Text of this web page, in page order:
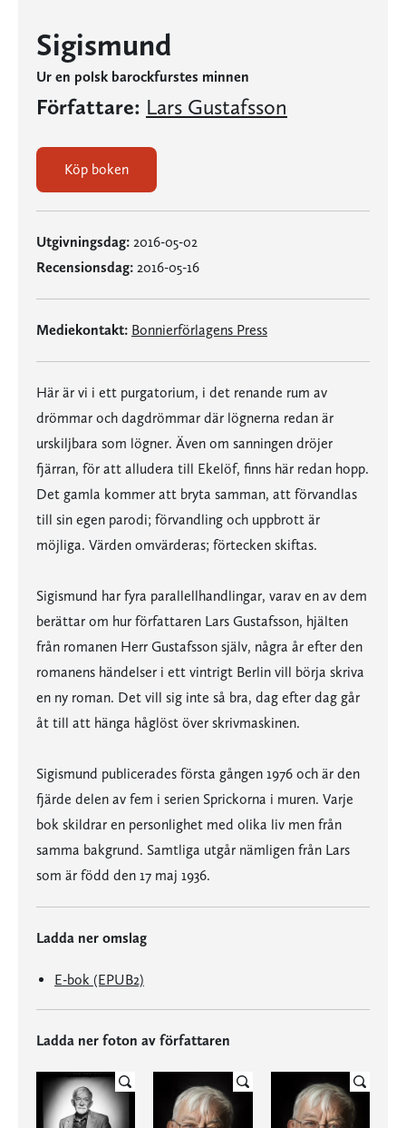
Sigismund
Ur en polsk barockfurstes minnen
Författare: Lars Gustafsson
Köp boken
Utgivningsdag: 2016-05-02
Recensionsdag: 2016-05-16
Mediekontakt: Bonnierförlagens Press
Här är vi i ett purgatorium, i det renande rum av
drömmar och dagdrömmar där lögnerna redan är
urskiljbara som lögner. Även om sanningen dröjer
fjärran, för att alludera till Ekelöf, finns här redan hopp.
Det gamla kommer att bryta samman, att förvandlas
till sin egen parodi; förvandling och uppbrott är
möjliga. Värden omvärderas; förtecken skiftas.
Sigismund har fyra parallellhandlingar, varav en av dem
berättar om hur författaren Lars Gustafsson, hjälten
från romanen Herr Gustafsson själv, några år efter den
romanens händelser i ett vintrigt Berlin vill börja skriva
en ny roman. Det vill sig inte så bra, dag efter dag går
åt till att hänga håglöst över skrivmaskinen.
Sigismund publicerades första gången 1976 och är den
fjärde delen av fem i serien Sprickorna i muren. Varje
bok skildrar en personlighet med olika liv men från
samma bakgrund. Samtliga utgår nämligen från Lars
som är född den 17 maj 1936.
Ladda ner omslag
E-bok (EPUB2)
Ladda ner foton av författaren